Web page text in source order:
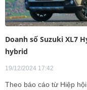
Doanh số Suzuki XL7
hybrid
19/12/2024 17:42
Theo báo cáo từ Hiệp